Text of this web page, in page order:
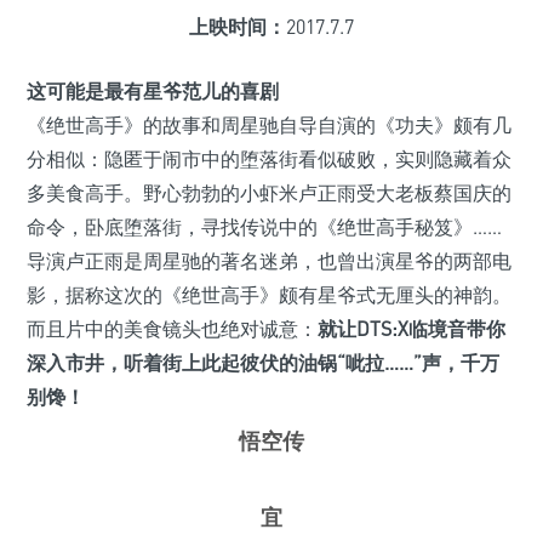
上映时间： 2017.7.7
这可能是最有星爷范儿的喜剧
《绝世高手》的故事和周星驰自导自演的《功夫》颇有几
分相似：隐匿于闹市中的堕落街看似破败，实则隐藏着众
多美食高手。野心勃勃的小虾米卢正雨受大老板蔡国庆的
命令，卧底堕落街，寻找传说中的《绝世高手秘笈》……
导演卢正雨是周星驰的著名迷弟，也曾出演星爷的两部电
影，据称这次的《绝世高手》颇有星爷式无厘头的神韵。
而且片中的美食镜头也绝对诚意： 就让DTS:X临境音带你
深入市井，听着街上此起彼伏的油锅“呲拉……”声，千万
别馋！
悟空传
宜